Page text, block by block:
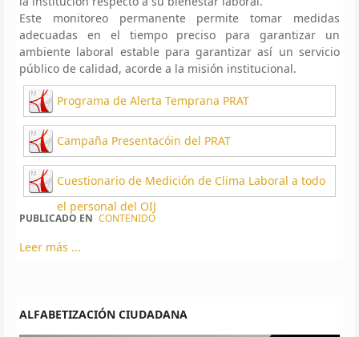
Este monitoreo permanente permite tomar medidas
adecuadas en el tiempo preciso para garantizar un
ambiente laboral estable para garantizar así un servicio
público de calidad, acorde a la misión institucional.
Programa de Alerta Temprana PRAT
Campaña Presentacóin del PRAT
Cuestionario de Medición de Clima Laboral a todo
el personal del OIJ
PUBLICADO EN CONTENIDO
Leer más ...
ALFABETIZACIÓN CIUDADANA